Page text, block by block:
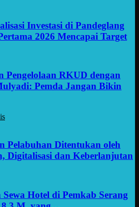
Investasi di Pandeglang
2026 Mencapai Target
Pengelolaan RKUD dengan
Pemda Jangan Bikin
Pelabuhan Ditentukan oleh
Digitalisasi dan Keberlanjutan
Hotel di Pemkab Serang